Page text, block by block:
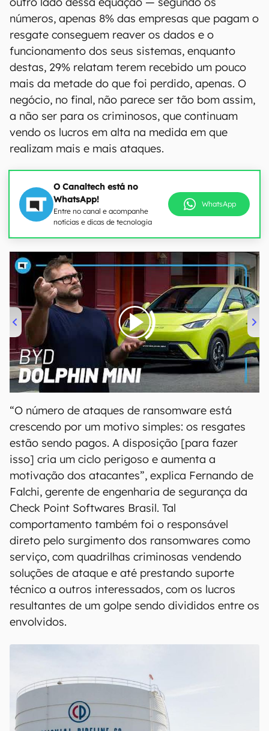
números, apenas 8% das empresas que pagam o
resgate conseguem reaver os dados e o
funcionamento dos seus sistemas, enquanto
destas, 29% relatam terem recebido um pouco
mais da metade do que foi perdido, apenas. O
negócio, no final, não parece ser tão bom assim,
a não ser para os criminosos, que continuam
vendo os lucros em alta na medida em que
realizam mais e mais ataques.
O Canaltech está no
WhatsApp!
Entre no canal e acompanhe
notícias e dicas de tecnologia
WhatsApp
00:00/04:07
“O número de ataques de ransomware está
crescendo por um motivo simples: os resgates
estão sendo pagos. A disposição [para fazer
isso] cria um ciclo perigoso e aumenta a
motivação dos atacantes”, explica Fernando de
Falchi, gerente de engenharia de segurança da
Check Point Softwares Brasil. Tal
comportamento também foi o responsável
direto pelo surgimento dos ransomwares como
serviço, com quadrilhas criminosas vendendo
soluções de ataque e até prestando suporte
técnico a outros interessados, com os lucros
resultantes de um golpe sendo divididos entre os
envolvidos.